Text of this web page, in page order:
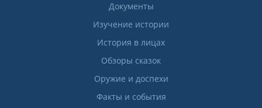
Документы
Изучение истории
История в лицах
Обзоры сказок
Оружие и доспехи
Факты и события